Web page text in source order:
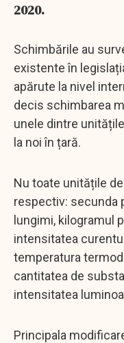
2020.
Schimbările au
existente în
apărute la nivel
decis schimbarea
unele dintre
la noi în țară.
Nu toate unitățile
respectiv: secunda
lungimi, kilogramul
intensitatea
temperatura
cantitatea de
intensitatea
Principala